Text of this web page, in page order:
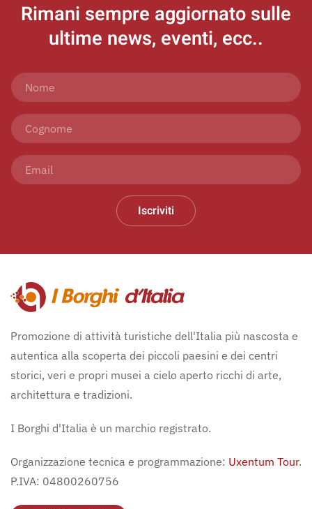
Rimani sempre aggiornato sulle
ultime news, eventi, ecc..
Iscriviti
Promozione di attività turistiche dell'Italia più nascosta e
autentica alla scoperta dei piccoli paesini e dei centri
storici, veri e propri musei a cielo aperto ricchi di arte,
architettura e tradizioni.
I Borghi d'Italia è un marchio registrato.
Organizzazione tecnica e programmazione: Uxentum Tour.
P.IVA: 04800260756